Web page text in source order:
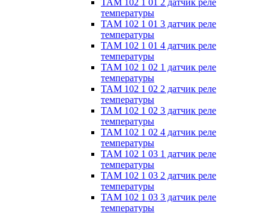
ТАМ 102 1 01 2 датчик реле
температуры
ТАМ 102 1 01 3 датчик реле
температуры
ТАМ 102 1 01 4 датчик реле
температуры
ТАМ 102 1 02 1 датчик реле
температуры
ТАМ 102 1 02 2 датчик реле
температуры
ТАМ 102 1 02 3 датчик реле
температуры
ТАМ 102 1 02 4 датчик реле
температуры
ТАМ 102 1 03 1 датчик реле
температуры
ТАМ 102 1 03 2 датчик реле
температуры
ТАМ 102 1 03 3 датчик реле
температуры